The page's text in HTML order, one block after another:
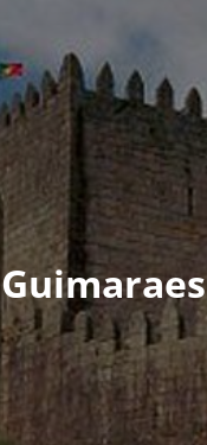
Guimaraes